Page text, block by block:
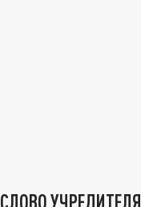
СЛОВО УЧРЕДИТЕЛЯ